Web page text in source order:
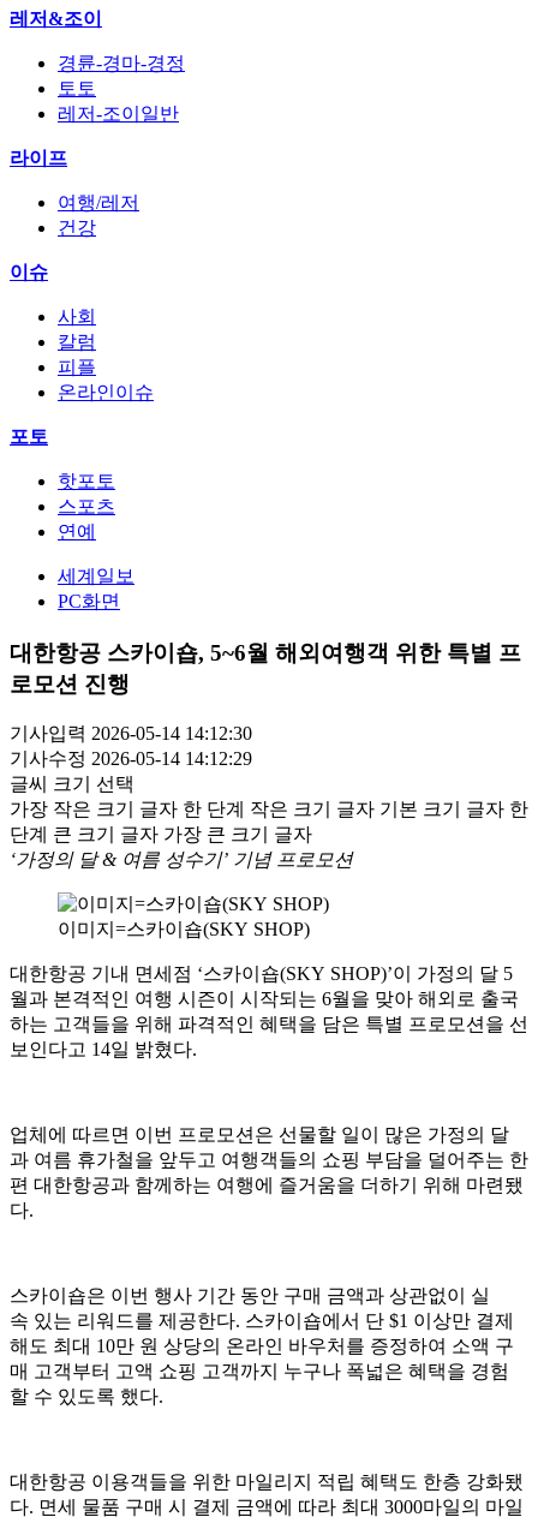
레저&조이
경륜-경마-경정
토토
레저-조이일반
라이프
여행/레저
건강
이슈
사회
칼럼
피플
온라인이슈
포토
핫포토
스포츠
연예
세계일보
PC화면
대한항공 스카이숍, 5~6월 해외여행객 위한 특별 프
로모션 진행
기사입력 2026-05-14 14:12:30
기사수정 2026-05-14 14:12:29
글씨 크기 선택
가장 작은 크기 글자 한 단계 작은 크기 글자 기본 크기 글자 한
단계 큰 크기 글자 가장 큰 크기 글자
‘가정의 달 & 여름 성수기’ 기념 프로모션
이미지=스카이숍(SKY SHOP)
대한항공 기내 면세점 ‘스카이숍(SKY SHOP)’이 가정의 달 5
월과 본격적인 여행 시즌이 시작되는 6월을 맞아 해외로 출국
하는 고객들을 위해 파격적인 혜택을 담은 특별 프로모션을 선
보인다고 14일 밝혔다.
업체에 따르면 이번 프로모션은 선물할 일이 많은 가정의 달
과 여름 휴가철을 앞두고 여행객들의 쇼핑 부담을 덜어주는 한
편 대한항공과 함께하는 여행에 즐거움을 더하기 위해 마련됐
다.
스카이숍은 이번 행사 기간 동안 구매 금액과 상관없이 실
속 있는 리워드를 제공한다. 스카이숍에서 단 $1 이상만 결제
해도 최대 10만 원 상당의 온라인 바우처를 증정하여 소액 구
매 고객부터 고액 쇼핑 고객까지 누구나 폭넓은 혜택을 경험
할 수 있도록 했다.
대한항공 이용객들을 위한 마일리지 적립 혜택도 한층 강화됐
다. 면세 물품 구매 시 결제 금액에 따라 최대 3000마일의 마일